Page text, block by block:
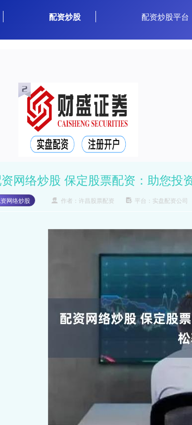
配资炒股 配资炒股平台
网络炒股 保定股票配资：助您投
网络炒股 作者：许昌股票配资 平台：实盘配资公司